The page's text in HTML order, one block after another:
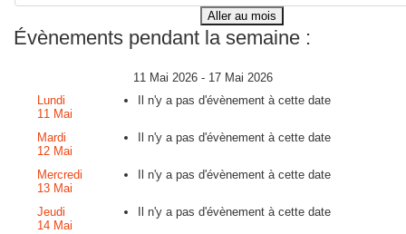
Aller au mois
Évènements pendant la semaine :
11 Mai 2026 - 17 Mai 2026
Lundi
11 Mai
Il n'y a pas d'évènement à cette date
Mardi
12 Mai
Il n'y a pas d'évènement à cette date
Mercredi
13 Mai
Il n'y a pas d'évènement à cette date
Jeudi
14 Mai
Il n'y a pas d'évènement à cette date